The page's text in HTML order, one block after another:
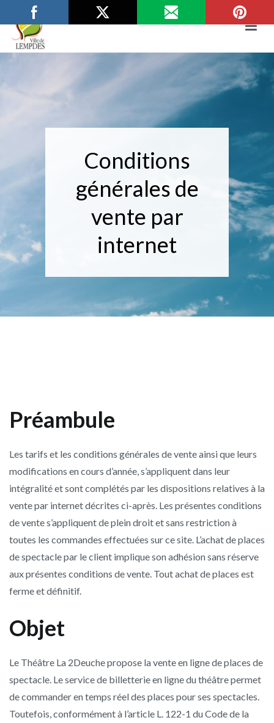
au
contenu
Mairie de Lempdes
Ville de Lempdes
Conditions
générales de
vente par
internet
Préambule
Les tarifs et les conditions générales de vente ainsi que leurs
modifications en cours d’année, s’appliquent dans leur
intégralité et sont complétés par les dispositions relatives à la
vente par internet décrites ci-après. Les présentes conditions
de vente s’appliquent de plein droit et sans restriction à
toutes les commandes effectuées sur ce site. L’achat de places
de spectacle par le client implique son adhésion sans réserve
aux présentes conditions de vente. Tout achat de places est
ferme et définitif.
Objet
Le Théâtre La 2Deuche propose la vente en ligne de places de
spectacle. Le service de billetterie en ligne du théâtre permet
de commander en temps réel des places pour ses spectacles.
Toutefois, conformément à l’article L. 122-1 du Code de la